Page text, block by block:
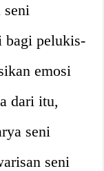
seni
bagi pelukis-
emosi
dari itu,
seni
seni